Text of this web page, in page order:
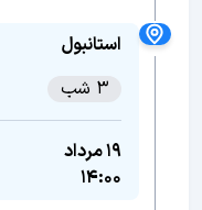
استانبول
3 شب
19 مرداد
14:00